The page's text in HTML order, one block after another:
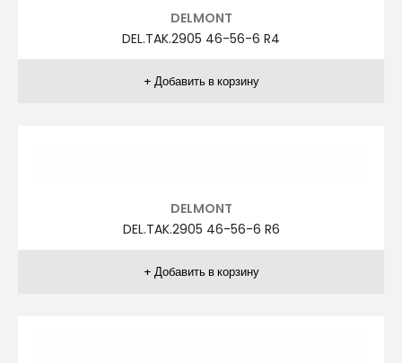
DELMONT
DEL.TAK.2868 46-56-6 R1
DELMONT
DEL.TAK.2853 46-56-6 R1